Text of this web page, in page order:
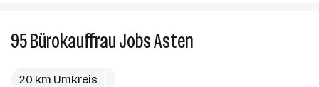
95BürokauffrauJobsAsten
20 km Umkreis